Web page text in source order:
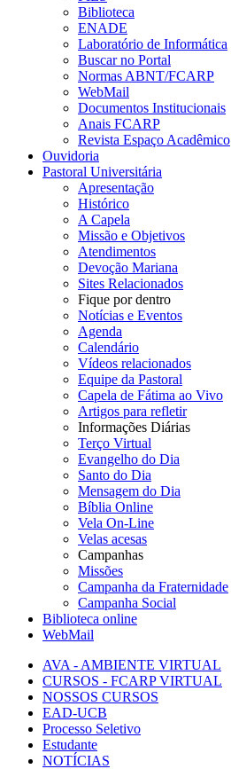
Biblioteca
ENADE
Laboratório de Informática
Buscar no Portal
Normas ABNT/FCARP
WebMail
Documentos Institucionais
Anais FCARP
Revista Espaço Acadêmico
Ouvidoria
Pastoral Universitária
Apresentação
Histórico
A Capela
Missão e Objetivos
Atendimentos
Devoção Mariana
Sites Relacionados
Fique por dentro
Notícias e Eventos
Agenda
Calendário
Vídeos relacionados
Equipe da Pastoral
Capela de Fátima ao Vivo
Artigos para refletir
Informações Diárias
Terço Virtual
Evangelho do Dia
Santo do Dia
Mensagem do Dia
Bíblia Online
Vela On-Line
Velas acesas
Campanhas
Missões
Campanha da Fraternidade
Campanha Social
Biblioteca online
WebMail
AVA - AMBIENTE VIRTUAL
CURSOS - FCARP VIRTUAL
NOSSOS CURSOS
EAD-UCB
Processo Seletivo
Estudante
NOTÍCIAS